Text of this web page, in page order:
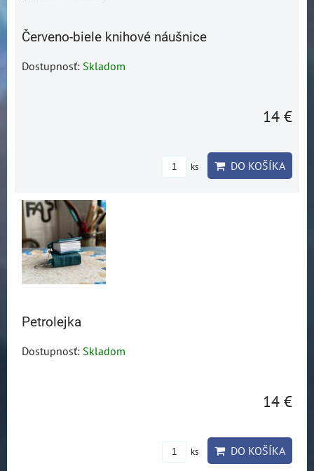
Červeno-biele knihové náušnice
Dostupnosť: Skladom
14 €
ks DO KOŠÍKA
Petrolejka
Dostupnosť: Skladom
14 €
ks DO KOŠÍKA